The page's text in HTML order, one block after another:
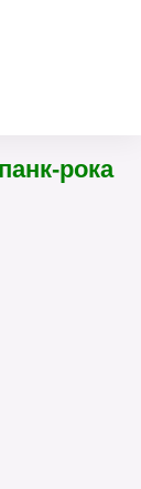
рока